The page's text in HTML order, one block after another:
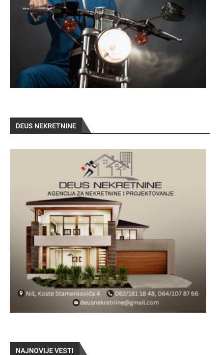
DEUS NEKRETNINE
NAJNOVIJE VESTI